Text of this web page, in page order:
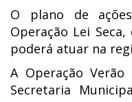
O plano de
Operação Lei
poderá atuar na
A Operação
Secretaria